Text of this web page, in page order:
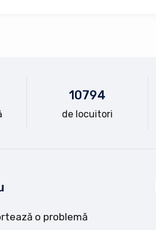
10794
de locuitori
o problemă